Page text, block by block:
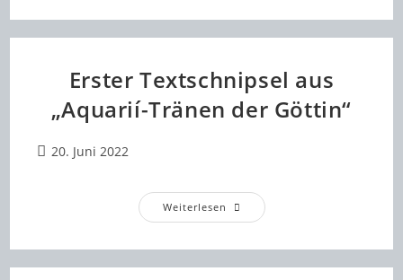
Der
Erster Textschnipsel aus
„Aquarií-Tränen der Göttin“
Beitrag
20. Juni 2022
Weiterlesen Erster
Textschnipsel
Der